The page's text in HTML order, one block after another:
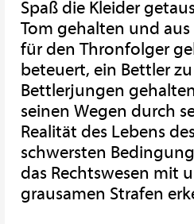
Spaß die Kleider
Tom gehalten und
für den Thronfolger
beteuert, ein Bettler
Bettlerjungen
seinen Wegen durch
Realität des Lebens
schwersten
das Rechtswesen mit
grausamen Strafen